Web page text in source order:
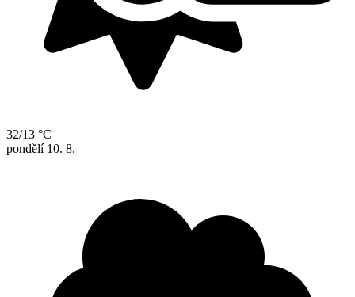
32/13 °C
pondělí 10. 8.